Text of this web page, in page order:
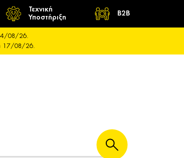
Τεχνική
Υποστήριξη
B2B
14/08/26.
17/08/26.